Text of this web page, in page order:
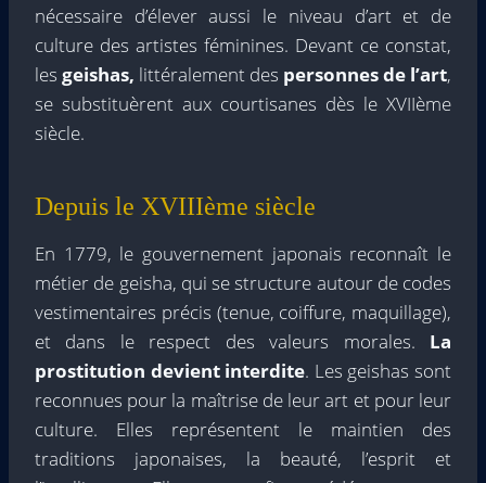
nécessaire d’élever aussi le niveau d’art et de
culture des artistes féminines. Devant ce constat,
les geishas, littéralement des personnes de l’art,
se substituèrent aux courtisanes dès le XVIIème
siècle.
Depuis le XVIIIème siècle
En 1779, le gouvernement japonais reconnaît le
métier de geisha, qui se structure autour de codes
vestimentaires précis (tenue, coiffure, maquillage),
et dans le respect des valeurs morales. La
prostitution devient interdite. Les geishas sont
reconnues pour la maîtrise de leur art et pour leur
culture. Elles représentent le maintien des
traditions japonaises, la beauté, l’esprit et